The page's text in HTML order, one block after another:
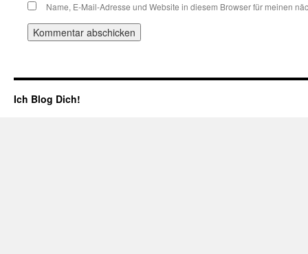
Name, E-Mail-Adresse und Website in diesem Browser für meinen
Ich Blog Dich!